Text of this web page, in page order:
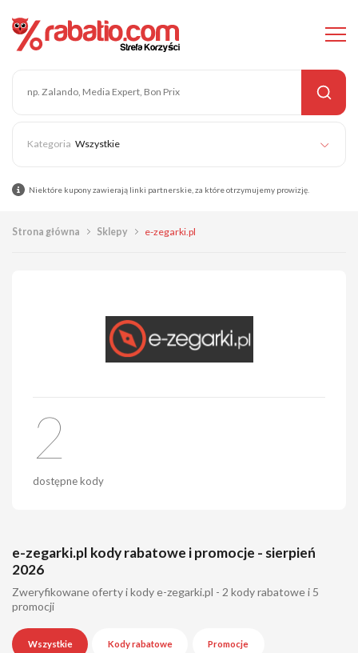
Wszystkie
Niektóre kupony zawierają linki partnerskie, za które otrzymujemy prowizję.
Strona główna Sklepy e-zegarki.pl
2
dostępne kody
e-zegarki.pl kody rabatowe i promocje - sierpień
2026
Zweryfikowane oferty i kody e-zegarki.pl - 2 kody rabatowe i 5
promocji
Wszystkie Kody rabatowe Promocje